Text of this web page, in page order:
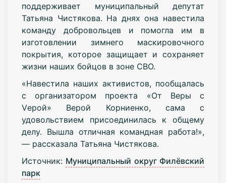
поддерживает муниципальный депутат
Татьяна Чистякова. На днях она навестила
команду добровольцев и помогла им в
изготовлении зимнего маскировочного
покрытия, которое защищает и сохраняет
жизни наших бойцов в зоне СВО.
«Навестила наших активистов, пообщалась
с организатором проекта «От Веры с
Vерой» Верой Корниенко, сама с
удовольствием присоединилась к общему
делу. Вышла отличная командная работа!»,
— рассказала Татьяна Чистякова.
Источник: Муниципальный округ Филёвский
парк